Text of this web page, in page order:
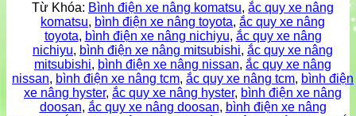
Từ Khóa: Bình điện xe nâng komatsu, ắc quy xe nâng
komatsu, bình điện xe nâng toyota, ắc quy xe nâng
toyota, bình điện xe nâng nichiyu, ắc quy xe nâng
nichiyu, bình điện xe nâng mitsubishi, ắc quy xe nâng
mitsubishi, bình điện xe nâng nissan, ắc quy xe nâng
nissan, bình điện xe nâng tcm, ắc quy xe nâng tcm, bình điện
xe nâng hyster, ắc quy xe nâng hyster, bình điện xe nâng
doosan, ắc quy xe nâng doosan, bình điện xe nâng